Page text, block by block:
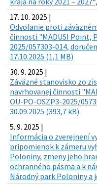
17. 10. 2025 |
Odvolanie proti
činnosti "MADUSI Point,
2025/057303-014,
17.10.2025 (1,1 MB)
30. 9. 2025 |
Záväzné stanovisko zo
navrhovanej činnosti
OU-PO-OSZP3-2025/
30.09.2025 (393,7 kB)
5. 9. 2025 |
Informácia o zverejnení
pripomienok k zámeru
Poloniny, zmeny jeho
ochranného pásma a k
Národný park Poloniny a